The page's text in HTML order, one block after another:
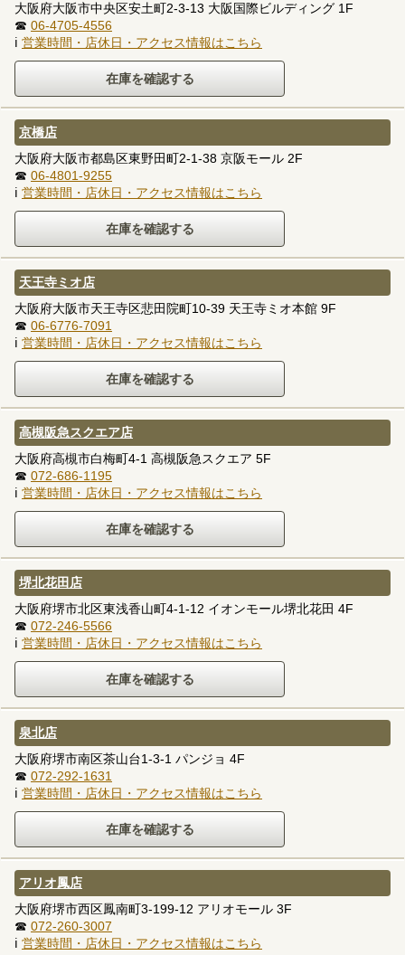
大阪府大阪市中央区安土町2-3-13 大阪国際ビルディング 1F
☎ 06-4705-4556
ℹ 営業時間・店休日・アクセス情報はこちら
京橋店
大阪府大阪市都島区東野田町2-1-38 京阪モール 2F
☎ 06-4801-9255
ℹ 営業時間・店休日・アクセス情報はこちら
天王寺ミオ店
大阪府大阪市天王寺区悲田院町10-39 天王寺ミオ本館 9F
☎ 06-6776-7091
ℹ 営業時間・店休日・アクセス情報はこちら
高槻阪急スクエア店
大阪府高槻市白梅町4-1 高槻阪急スクエア 5F
☎ 072-686-1195
ℹ 営業時間・店休日・アクセス情報はこちら
堺北花田店
大阪府堺市北区東浅香山町4-1-12 イオンモール堺北花田 4F
☎ 072-246-5566
ℹ 営業時間・店休日・アクセス情報はこちら
泉北店
大阪府堺市南区茶山台1-3-1 パンジョ 4F
☎ 072-292-1631
ℹ 営業時間・店休日・アクセス情報はこちら
アリオ鳳店
大阪府堺市西区鳳南町3-199-12 アリオモール 3F
☎ 072-260-3007
ℹ 営業時間・店休日・アクセス情報はこちら